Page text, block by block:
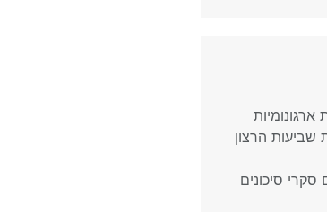
והתאמות ארגונומיות
הרצון
סקרי סיכונים